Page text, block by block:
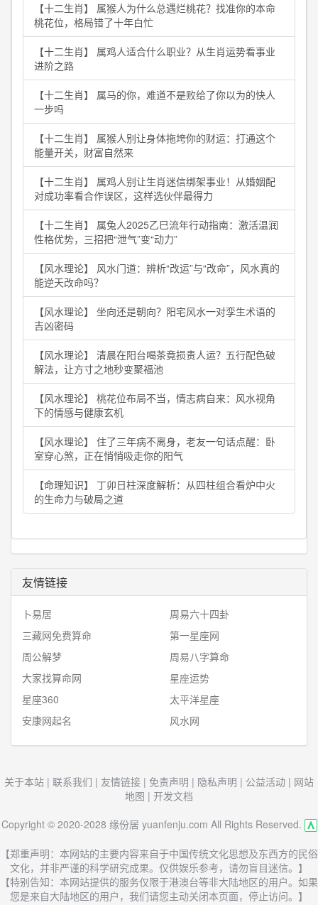
【十二生肖】 属猴人为什么总遇烂桃花？找准你的本命
桃花位，格局错了十年白忙
【十二生肖】 属鸡人适合什么职业？从生肖运势看事业
进阶之路
【十二生肖】 属马的你，难道不是败给了你以为的快人
一步吗
【十二生肖】 属猴人别让身体拖垮你的财运：打通这个
能量开关，财富自然来
【十二生肖】 属鸡人别让生肖迷信绑架事业！从婚姻配
对成功率看合作误区，这样选伙伴最得力
【十二生肖】 属兔人2025乙巳流年行动指南：激活温润
性格优势，三招把“泄气”变“动力”
【风水理论】 风水门道：辨析“改运”与“改命”，风水真的
能逆天改命吗？
【风水理论】 坐向还是朝向？阳宅风水一对孪生术语的
吉凶密码
【风水理论】 清晨在阳台喝茶竟损贵人运？五行配色破
解法，让方寸之地秒变聚福池
【风水理论】 桃花位布局不当，情志病自来：风水视角
下的情感与健康玄机
【风水理论】 住了三年病不离身，老友一句话点醒：卧
室穿心煞，正在悄悄吸走你的阳气
【命理知识】 丁卯日柱深度解析：从四柱组合看炉中火
的生命力与破局之道
友情链接
卜易居
周易六十四卦
三藏网免费算命
第一星座网
周公解梦
周易八字算命
大家找算命网
星座运势
星座360
太平洋星座
安康网起名
风水网
关于本站 | 联系我们 | 友情链接 | 免责声明 | 隐私声明 | 公益活动 | 网站
地图 | 开发文档
Copyright © 2020-2028 缘份居 yuanfenju.com All Rights Reserved.
【郑重声明：本网站的主要内容来自于中国传统文化思想及东西方的民俗
文化，并非严谨的科学研究成果。仅供娱乐参考，请勿盲目迷信。】
【特别告知：本网站提供的服务仅限于港澳台等非大陆地区的用户。如果
您是来自大陆地区的用户，我们请您主动关闭本页面，停止访问。】